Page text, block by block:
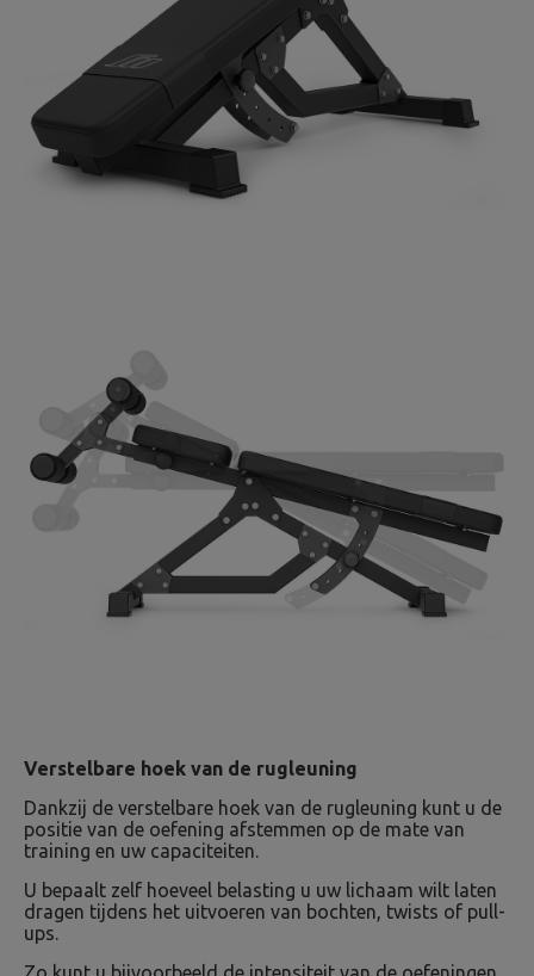
Verstelbare hoek van de rugleuning
Dankzij de verstelbare hoek van de rugleuning kunt u de
positie van de oefening afstemmen op de mate van
training en uw capaciteiten.
U bepaalt zelf hoeveel belasting u uw lichaam wilt laten
dragen tijdens het uitvoeren van bochten, twists of pull-
ups.